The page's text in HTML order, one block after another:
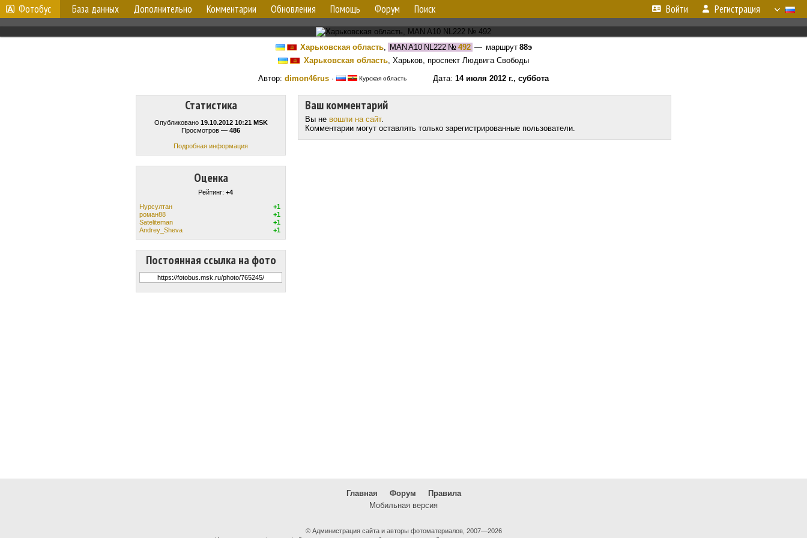
Фотобус База данных Дополнительно Комментарии Обновления Помощь Форум Поиск Войти Регистрация
Харьковская область, MAN A10 NL222№ 492 — маршрут 88э
Харьковская область, Харьков, проспект Людвига Свободы
Автор: dimon46rus · Курская область Дата: 14 июля 2012 г., суббота
Статистика
Опубликовано 19.10.2012 10:21 MSK
Просмотров — 486
Подробная информация
Оценка
Рейтинг: +4
Нурсултан
+1
роман88
+1
Sateliteman
+1
Andrey_Sheva
+1
Постоянная ссылка на фото
Ваш комментарий
Вы не вошли на сайт.
Комментарии могут оставлять только зарегистрированные пользователи.
Главная Форум
Правила
Мобильная версия
© Администрация сайта и авторы фотоматериалов, 2007—2026